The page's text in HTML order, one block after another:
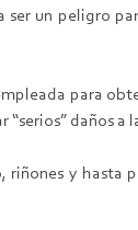
un peligro
para
daños a
riñones y hasta